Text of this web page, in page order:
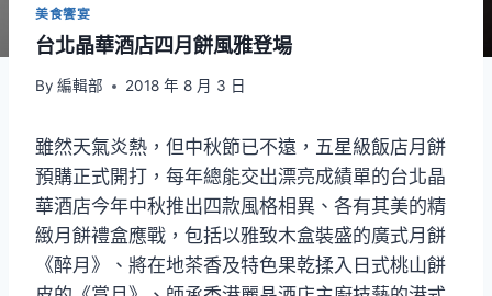
美食饗宴
台北晶華酒店四月餅風雅登場
By 編輯部 2018 年 8 月 3 日
雖然天氣炎熱，但中秋節已不遠，五星級飯店月餅
預購正式開打，每年總能交出漂亮成績單的台北晶
華酒店今年中秋推出四款風格相異、各有其美的精
緻月餅禮盒應戰，包括以雅致木盒裝盛的廣式月餅
《醉月》、將在地茶香及特色果乾揉入日式桃山餅